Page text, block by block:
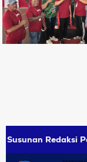
Susunan Redaksi